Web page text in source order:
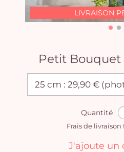
LIVRAISON
Petit
Quantité
Frais de livraison
J'ajoute un